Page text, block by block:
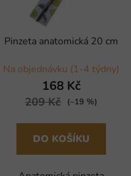
Pinzeta anatomická 20 cm
Na objednávku (1-4 týdny)
168 Kč
209 Kč (–19 %)
DO KOŠÍKU